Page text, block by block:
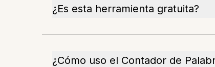
¿Es esta herramienta gratuita?
¿Cómo uso el Contador de